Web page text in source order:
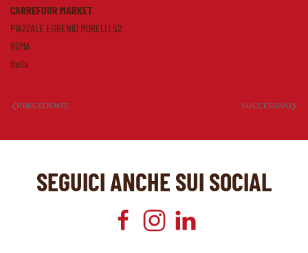
CARREFOUR MARKET
PIAZZALE EUGENIO MORELLI 52
ROMA
Italia
PRECEDENTE SUCCESSIVO
SEGUICI ANCHE SUI SOCIAL